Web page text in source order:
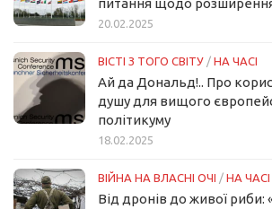
питання щодо
20.02.2025
ВІСТІ З ТОГО СВІТУ / НА ЧАСІ
Ай да Дональд!.. Про
душу для вищого
політикуму
18.02.2025
ВІЙНА НА ВЛАСНІ ОЧІ / НА ЧАСІ
Від дронів до живої риби: